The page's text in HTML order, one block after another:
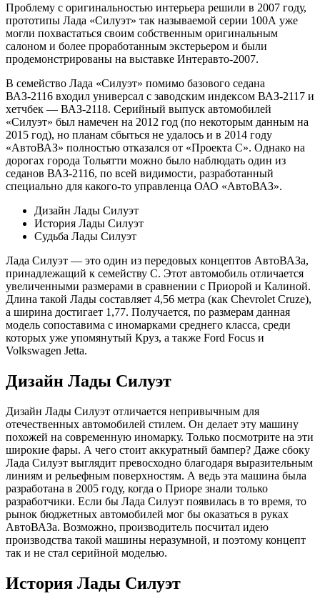
Проблему с оригинальностью интерьера решили в 2007 году,
прототипы Лада «Силуэт» так называемой серии 100А уже
могли похвастаться своим собственным оригинальным
салоном и более проработанным экстерьером и были
продемонстрированы на выставке Интеравто-2007.
В семейство Лада «Силуэт» помимо базового седана
ВАЗ-2116 входил универсал с заводским индексом ВАЗ-2117 и
хетчбек — ВАЗ-2118. Серийный выпуск автомобилей
«Силуэт» был намечен на 2012 год (по некоторым данным на
2015 год), но планам сбыться не удалось и в 2014 году
«АвтоВАЗ» полностью отказался от «Проекта С». Однако на
дорогах города Тольятти можно было наблюдать один из
седанов ВАЗ-2116, по всей видимости, разработанный
специально для какого-то управленца ОАО «АвтоВАЗ».
Дизайн Лады Силуэт
История Лады Силуэт
Судьба Лады Силуэт
Лада Силуэт — это один из передовых концептов АвтоВАЗа,
принадлежащий к семейству С. Этот автомобиль отличается
увеличенными размерами в сравнении с Приорой и Калиной.
Длина такой Лады составляет 4,56 метра (как Chevrolet Cruze),
а ширина достигает 1,77. Получается, по размерам данная
модель сопоставима с иномарками среднего класса, среди
которых уже упомянутый Круз, а также Ford Focus и
Volkswagen Jetta.
Дизайн Лады Силуэт
Дизайн Лады Силуэт отличается непривычным для
отечественных автомобилей стилем. Он делает эту машину
похожей на современную иномарку. Только посмотрите на эти
широкие фары. А чего стоит аккуратный бампер? Даже сбоку
Лада Силуэт выглядит превосходно благодаря выразительным
линиям и рельефным поверхностям. А ведь эта машина была
разработана в 2005 году, когда о Приоре знали только
разработчики. Если бы Лада Силуэт появилась в то время, то
рынок бюджетных автомобилей мог бы оказаться в руках
АвтоВАЗа. Возможно, производитель посчитал идею
производства такой машины неразумной, и поэтому концепт
так и не стал серийной моделью.
История Лады Силуэт